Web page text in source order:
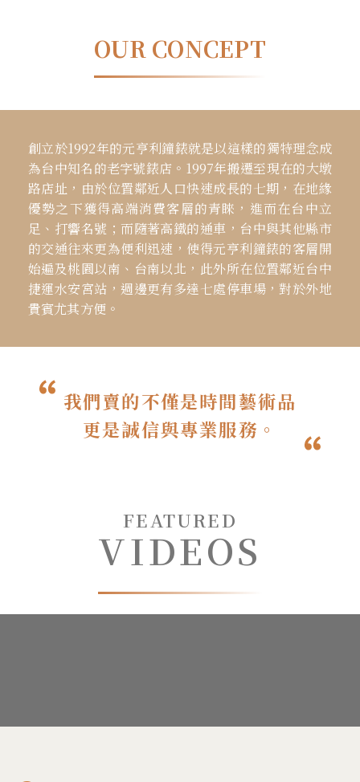
OUR CONCEPT
創立於1992年的元亨利鐘錶就是以這樣的獨特理念成
為台中知名的老字號錶店。1997年搬遷至現在的大墩
路店址，由於位置鄰近人口快速成長的七期，在地緣
優勢之下獲得高端消費客層的青睞，進而在台中立
足、打響名號；而隨著高鐵的通車，台中與其他縣市
的交通往來更為便利迅速，使得元亨利鐘錶的客層開
始遍及桃園以南、台南以北，此外所在位置鄰近台中
捷運水安宮站，週邊更有多達七處停車場，對於外地
貴賓尤其方便。
我們賣的不僅是時間藝術品
更是誠信與專業服務。
FEATURED
VIDEOS